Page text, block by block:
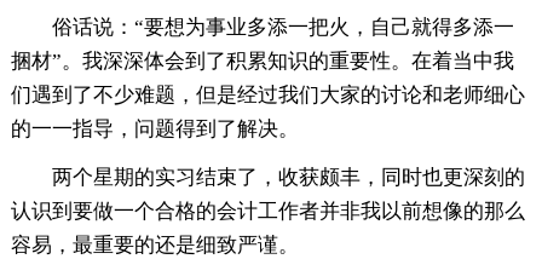
俗话说：“要想为事业多添一把火，自己就得多添一
捆材”。我深深体会到了积累知识的重要性。在着当中我
们遇到了不少难题，但是经过我们大家的讨论和老师细心
的一一指导，问题得到了解决。
两个星期的实习结束了，收获颇丰，同时也更深刻的
认识到要做一个合格的会计工作者并非我以前想像的那么
容易，最重要的还是细致严谨。